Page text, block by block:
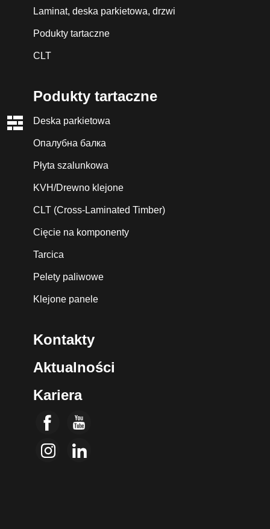
Laminat, deska parkietowa, drzwi
Podukty tartaczne
CLT
Podukty tartaczne
Deska parkietowa
Опалубна балка
Płyta szalunkowa
KVH/Drewno klejone
CLT (Cross-Laminated Timber)
Cięcie na komponenty
Tarcica
Pelety paliwowe
Klejone panele
Kontakty
Aktualności
Kariera